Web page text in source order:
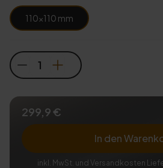
110×110 mm
299,9 €
In den
inkl. MwSt. und Versandkosten